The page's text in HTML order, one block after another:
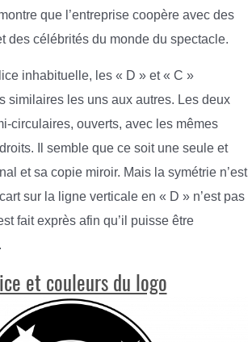
que l’entreprise coopère avec des
des célébrités du monde du spectacle.
inhabituelle, les « D » et « C »
similaires les uns aux autres. Les deux
circulaires, ouverts, avec les mêmes
Il semble que ce soit une seule et
et sa copie miroir. Mais la symétrie n’est
sur la ligne verticale en « D » n’est pas
fait exprès afin qu’il puisse être
et couleurs du logo